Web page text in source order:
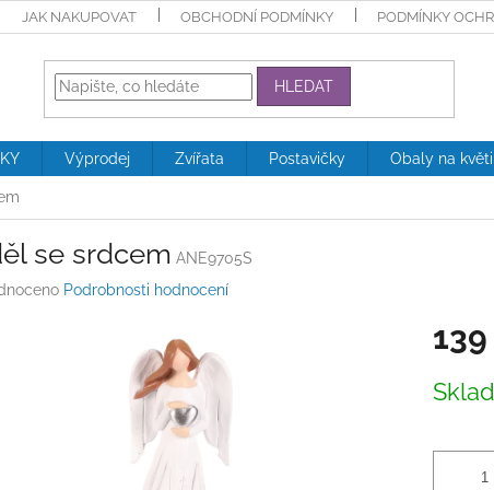
JAK NAKUPOVAT OBCHODNÍ PODMÍNKY PODMÍNKY
HLEDAT
Výprodej Zvířata Postavičky Obaly na
se srdcem ANE9705S
Podrobnosti hodnocení
cena: